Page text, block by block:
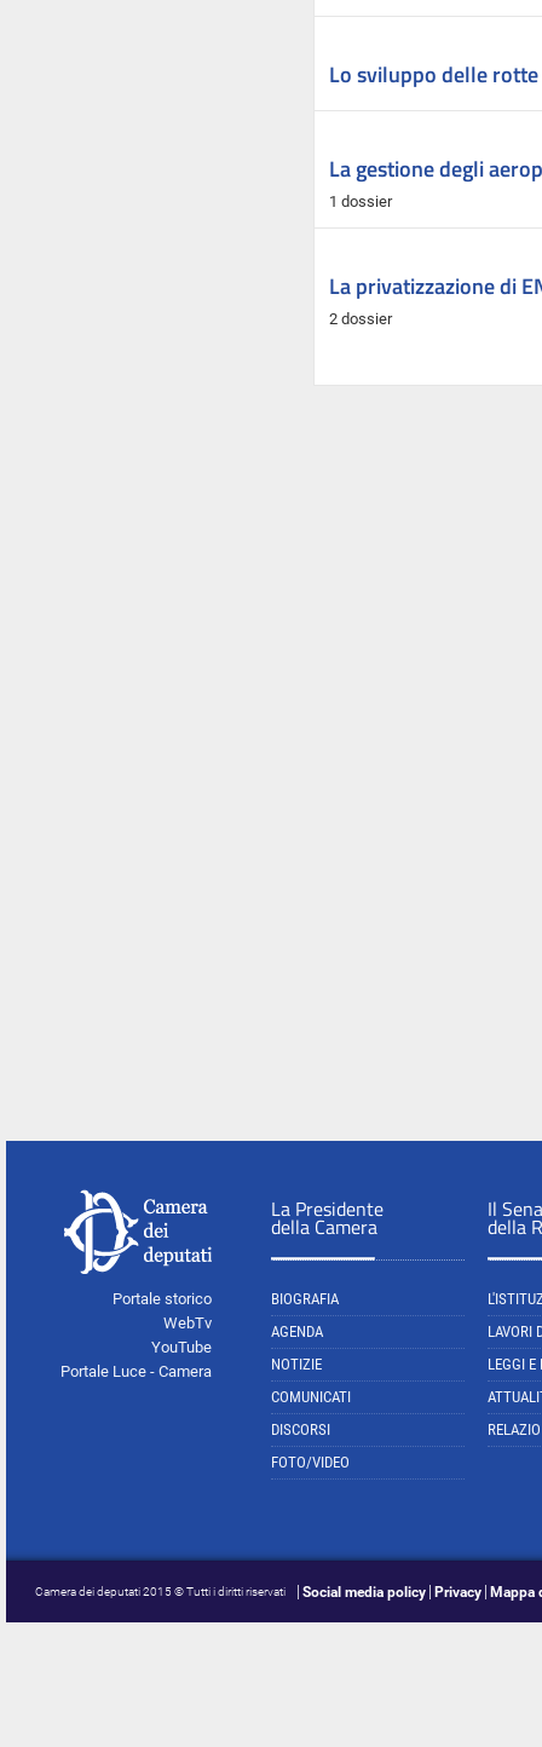
Lo sviluppo delle
La gestione degli
1 dossier
La privatizzazione di
2 dossier
Portale storico
WebTv
YouTube
Portale Luce - Camera
La Presidente
della Camera
BIOGRAFIA
AGENDA
NOTIZIE
COMUNICATI
DISCORSI
FOTO/VIDEO
Il
della
LAVORI
LEGGI E
Camera dei deputati 2015 © Tutti i diritti riservati Social media policy Privacy Mappa